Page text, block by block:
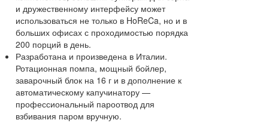
и дружественному интерфейсу может
использоваться не только в HoReCa, но и в
больших офисах с проходимостью порядка
200 порций в день.
Разработана и произведена в Италии.
Ротационная помпа, мощный бойлер,
заварочный блок на 16 г и в дополнение к
автоматическому капучинатору —
профессиональный пароотвод для
взбивания паром вручную.